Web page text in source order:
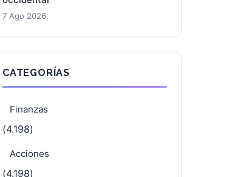
Almonty: el despegue de Sangdong
CATEGORÍAS
Finanzas
(4.198)